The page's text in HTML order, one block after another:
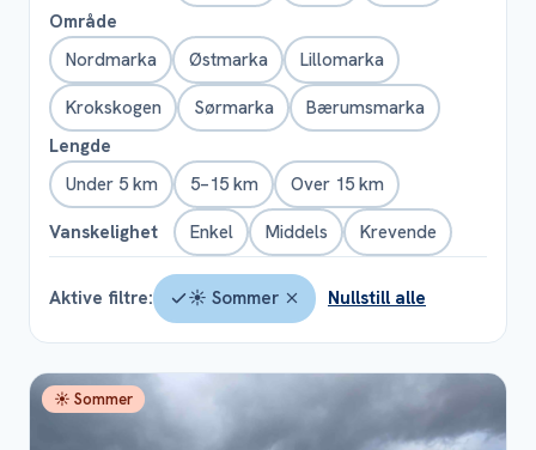
Område
Nordmarka
Østmarka
Lillomarka
Krokskogen
Sørmarka
Bærumsmarka
Lengde
Under 5 km
5–15 km
Over 15 km
Vanskelighet
Enkel Middels Krevende
Aktive filtre: ☀ Sommer Nullstill alle
☀ Sommer